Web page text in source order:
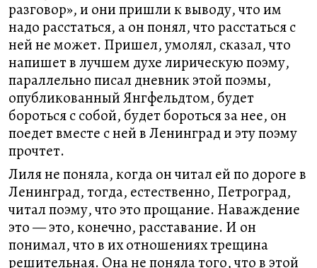
разговор», и они пришли к выводу, что им
надо расстаться, а он понял, что расстаться с
ней не может. Пришел, умолял, сказал, что
напишет в лучшем духе лирическую поэму,
параллельно писал дневник этой поэмы,
опубликованный Янгфельдтом, будет
бороться с собой, будет бороться за нее, он
поедет вместе с ней в Ленинград и эту поэму
прочтет.
Лиля не поняла, когда он читал ей по дороге в
Ленинград, тогда, естественно, Петроград,
читал поэму, что это прощание. Наваждение
это — это, конечно, расставание. И он
понимал, что в их отношениях трещина
решительная. Она не поняла того, что в этой